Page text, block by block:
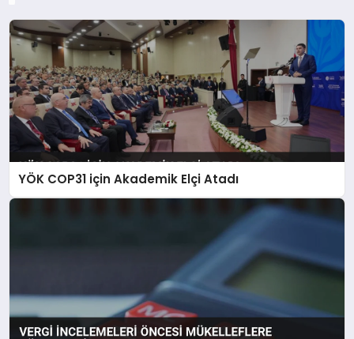
YÖK COP31 için Akademik Elçi Atadı